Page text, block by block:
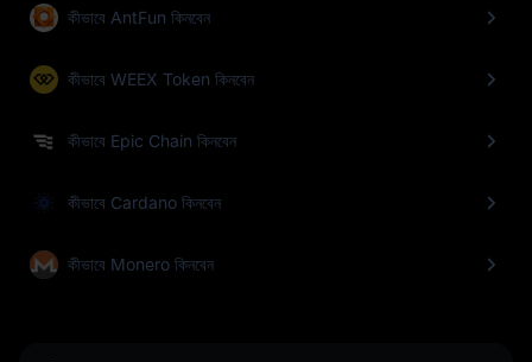
কীভাবে AntFun কিনবেন
কীভাবে WEEX Token কিনবেন
কীভাবে Epic Chain কিনবেন
কীভাবে Cardano কিনবেন
কীভাবে Monero কিনবেন